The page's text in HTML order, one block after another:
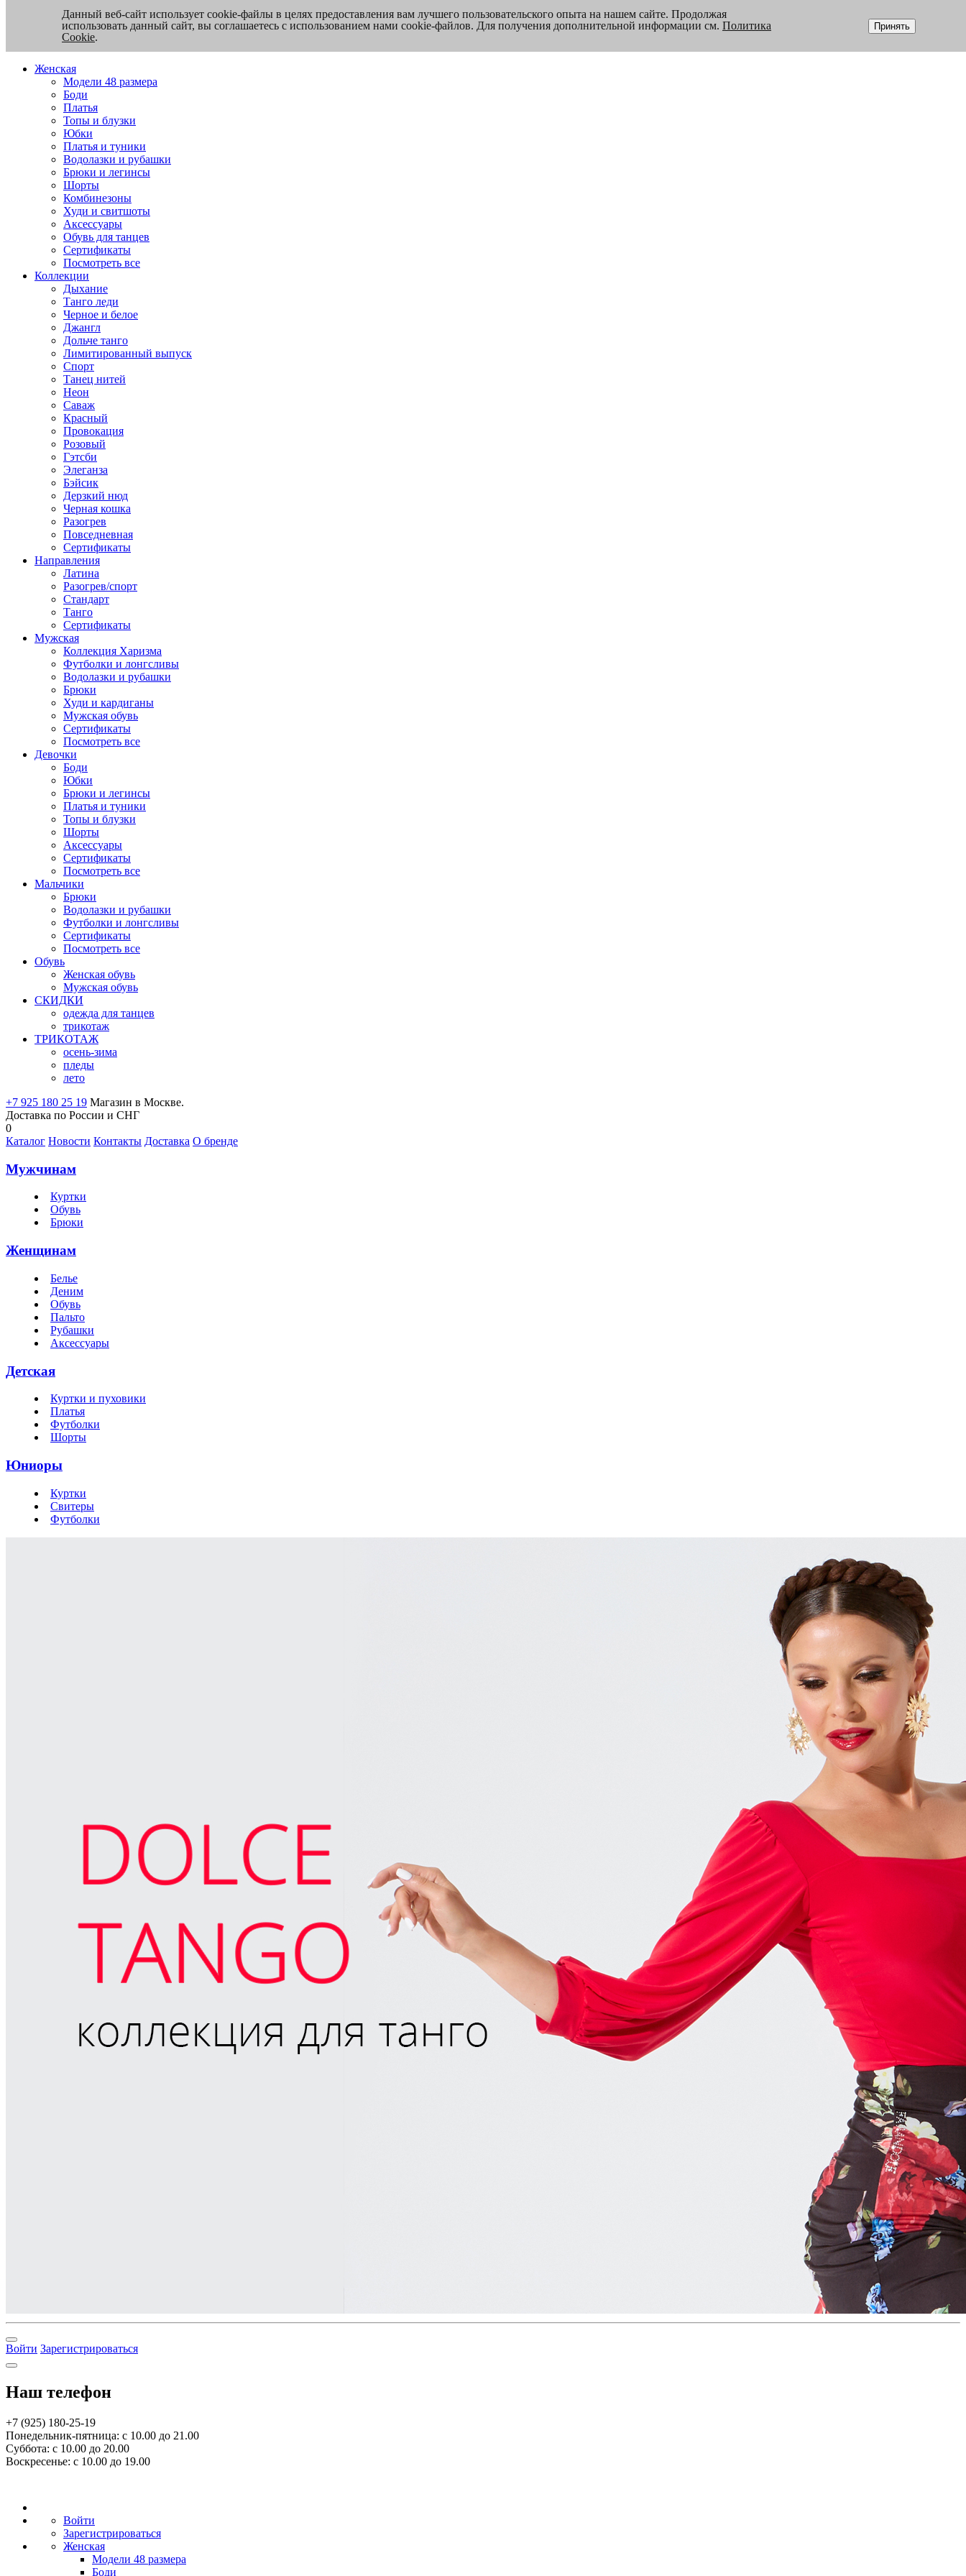
Женская
Модели 48 размера
Боди
Платья
Топы и блузки
Юбки
Платья и туники
Водолазки и рубашки
Брюки и легинсы
Шорты
Комбинезоны
Худи и свитшоты
Аксессуары
Обувь для танцев
Сертификаты
Посмотреть все
Коллекции
Дыхание
Танго леди
Черное и белое
Джангл
Дольче танго
Лимитированный выпуск
Спорт
Танец нитей
Неон
Саваж
Красный
Провокация
Розовый
Гэтсби
Элеганза
Бэйсик
Дерзкий нюд
Черная кошка
Разогрев
Повседневная
Сертификаты
Направления
Латина
Разогрев/спорт
Стандарт
Танго
Сертификаты
Мужская
Коллекция Харизма
Футболки и лонгсливы
Водолазки и рубашки
Брюки
Худи и кардиганы
Мужская обувь
Сертификаты
Посмотреть все
Девочки
Боди
Юбки
Брюки и легинсы
Платья и туники
Топы и блузки
Шорты
Аксессуары
Сертификаты
Посмотреть все
Мальчики
Брюки
Водолазки и рубашки
Футболки и лонгсливы
Сертификаты
Посмотреть все
Обувь
Женская обувь
Мужская обувь
СКИДКИ
одежда для танцев
трикотаж
ТРИКОТАЖ
осень-зима
пледы
лето
+7 925 180 25 19 Магазин в Москве.
Доставка по России и СНГ
0
Каталог Новости Контакты Доставка О бренде
Мужчинам
Куртки
Обувь
Брюки
Женщинам
Белье
Деним
Обувь
Пальто
Рубашки
Аксессуары
Детская
Куртки и пуховики
Платья
Футболки
Шорты
Юниоры
Куртки
Свитеры
Футболки
Войти Зарегистрироваться
Наш телефон
+7 (925) 180-25-19
Понедельник-пятница: с 10.00 до 21.00
Суббота: с 10.00 до 20.00
Воскресенье: с 10.00 до 19.00
Войти
Зарегистрироваться
Женская
Модели 48 размера
Боди
Данный веб-сайт использует cookie-файлы в целях предоставления вам лучшего пользовательского опыта на нашем сайте. Продолжая
использовать данный сайт, вы соглашаетесь с использованием нами cookie-файлов. Для получения дополнительной информации см. Политика
Cookie.
Принять